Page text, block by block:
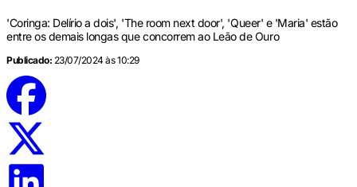
'Coringa: Delírio a dois', 'The room next door', 'Queer' e 'Maria' estão
entre os demais longas que concorrem ao Leão de Ouro
Publicado: 23/07/2024 às 10:29